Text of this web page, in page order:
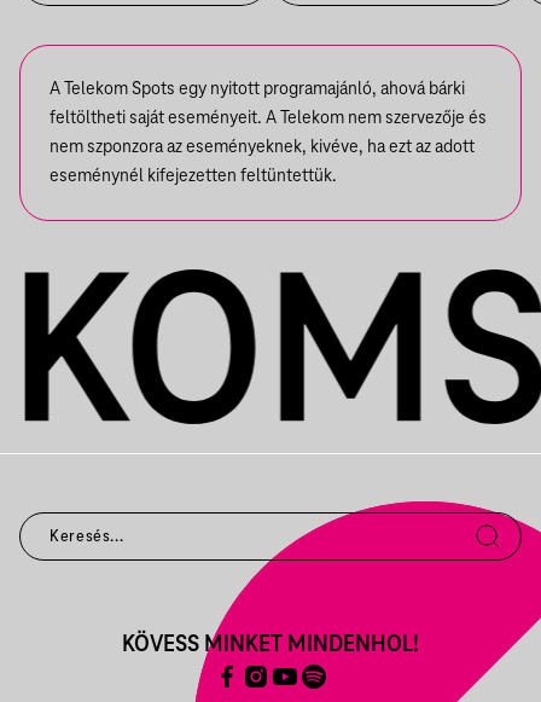
A Telekom Spots egy nyitott programajánló, ahová bárki
feltöltheti saját eseményeit. A Telekom nem szervezője és
nem szponzora az eseményeknek, kivéve, ha ezt az adott
eseménynél kifejezetten feltüntettük.
KÖVESS MINKET MINDENHOL!